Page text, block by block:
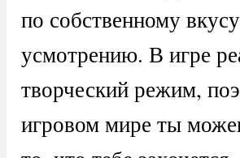
по собственному
усмотрению. В игре
творческий режим,
игровом мире ты